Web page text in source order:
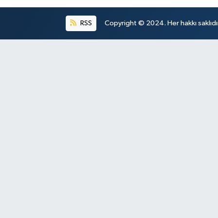
RSS Copyright © 2024. Her hakkı